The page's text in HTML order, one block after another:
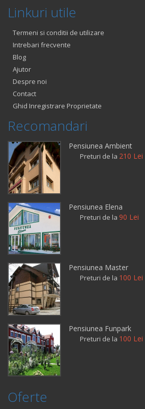
Linkuri utile
Termeni si conditii de utilizare
Intrebari frecvente
Blog
Ajutor
Despre noi
Contact
Ghid Inregistrare Proprietate
Recomandari
Pensiunea Ambient
Preturi de la 210 Lei
Pensiunea Elena
Preturi de la 90 Lei
Pensiunea Master
Preturi de la 100 Lei
Pensiunea Funpark
Preturi de la 100 Lei
Oferte